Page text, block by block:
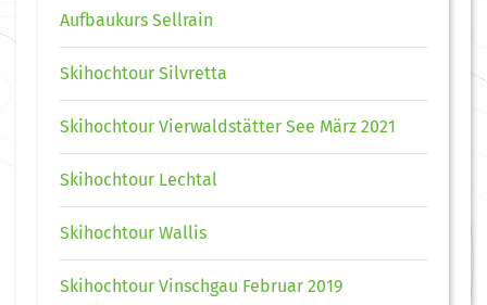
Aufbaukurs Sellrain
Skihochtour Silvretta
Skihochtour Vierwaldstätter See März 2021
Skihochtour Lechtal
Skihochtour Wallis
Skihochtour Vinschgau Februar 2019